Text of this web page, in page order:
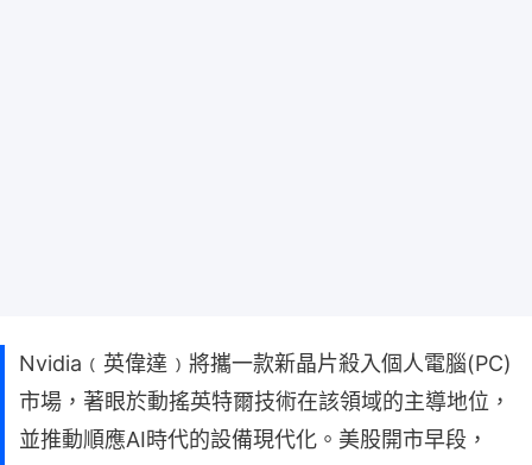
Nvidia﹙英偉達﹚將攜一款新晶片殺入個人電腦(PC)
市場，著眼於動搖英特爾技術在該領域的主導地位，
並推動順應AI時代的設備現代化。美股開市早段，